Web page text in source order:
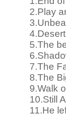
2.Play
5.The
7.The
8.The
9.Walk
10.Still
11.He